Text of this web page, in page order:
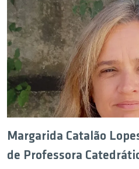
Margarida Catalão
de Professora